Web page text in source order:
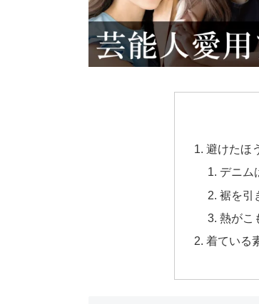
避けたほ
デニム
裾を引
熱がこ
着ている